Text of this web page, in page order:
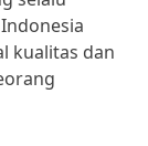
kualitas dan